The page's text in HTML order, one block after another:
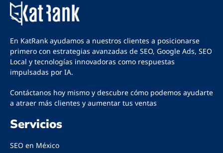
En KatRank ayudamos a nuestros clientes a posicionarse
primero con estrategias avanzadas de SEO, Google Ads, SEO
Local y tecnologías innovadoras como respuestas
impulsadas por IA.
Contáctanos hoy mismo y descubre cómo podemos ayudarte
a atraer más clientes y aumentar tus ventas
Servicios
SEO en México